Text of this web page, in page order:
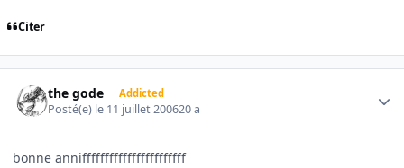
Citer
the gode Addicted
Posté(e) le 11 juillet 200620 a
bonne annifffffffffffffffffffffff